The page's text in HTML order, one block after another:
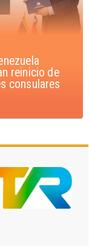
Flores
Campillai